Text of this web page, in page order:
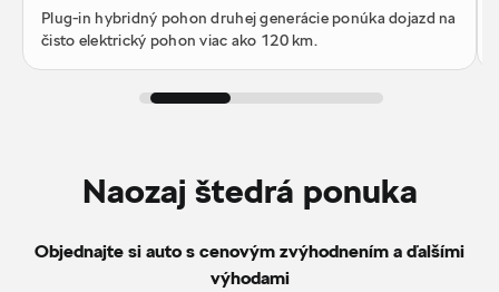
Plug-in hybridný pohon druhej generácie ponúka dojazd na
čisto elektrický pohon viac ako 120 km.
Naozaj štedrá ponuka
Objednajte si auto s cenovým zvýhodnením a ďalšími
výhodami